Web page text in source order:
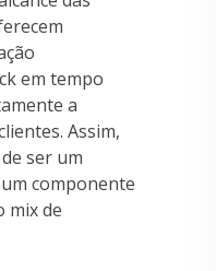
em tempo
a
Assim,
ser um
componente
mix de